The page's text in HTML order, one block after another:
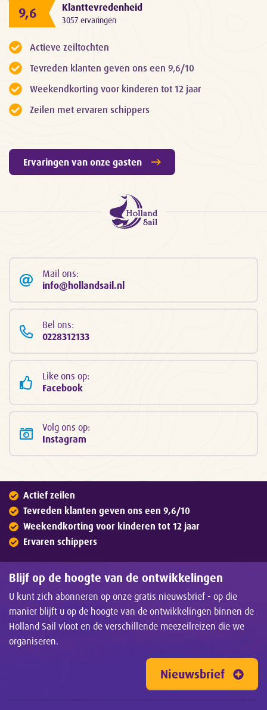
9,6 Klanttevredenheid
3057 ervaringen
Actieve zeiltochten
Tevreden klanten geven ons een 9,6/10
Weekendkorting voor kinderen tot 12 jaar
Zeilen met ervaren schippers
Ervaringen van onze gasten
Mail ons:
info@hollandsail.nl
Bel ons:
0228312133
Like ons op:
Facebook
Volg ons op:
Instagram
Actief zeilen
Tevreden klanten geven ons een 9,6/10
Weekendkorting voor kinderen tot 12 jaar
Ervaren schippers
Blijf op de hoogte van de ontwikkelingen
U kunt zich abonneren op onze gratis nieuwsbrief - op die
manier blijft u op de hoogte van de ontwikkelingen binnen de
Holland Sail vloot en de verschillende meezeilreizen die we
organiseren.
Nieuwsbrief